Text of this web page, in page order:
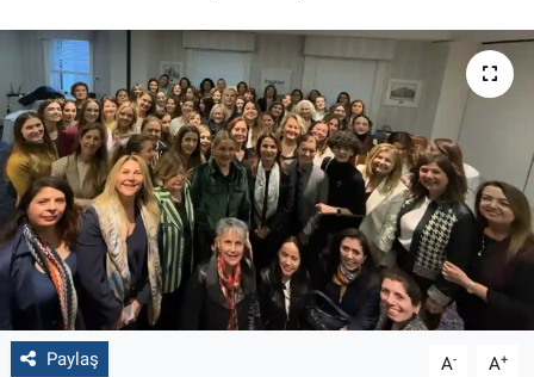
Paylaş A- A+